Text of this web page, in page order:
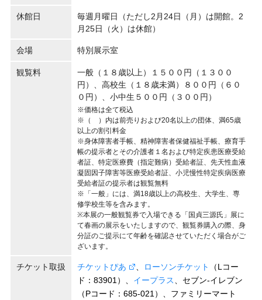
休館日
毎週月曜日（ただし2月24日（月）は開館。2
月25日（火）は休館）
会場 特別展示室
観覧料
一般（１８歳以上）１５００円（１３００
円）、高校生（１８歳未満）８００円（６０
０円）、小中生５００円（３００円）
※価格は全て税込
※（ ）内は前売りおよび20名以上の団体、満65歳
以上の割引料金
※身体障害者手帳、精神障害者保健福祉手帳、療育手
帳の提示者とその介護者１名および特定疾患医療受給
者証、特定医療費（指定難病）受給者証、先天性血液
凝固因子障害等医療受給者証、小児慢性特定疾病医療
受給者証の提示者は観覧無料
※「一般」には、満18歳以上の高校生、大学生、専
修学校生等を含みます。
※本展の一般観覧券で入場できる「国貞三源氏」展に
て春画の展示をいたしますので、観覧券購入の際、身
分証のご提示にて年齢を確認させていただく場合がご
ざいます。
チケット取扱 チケットぴあ ローソンチケット （L コー
ド： 83901 ）、 イープラス 、セブン-イレブン
（Pコード： 685-021 ） 、ファミリーマート